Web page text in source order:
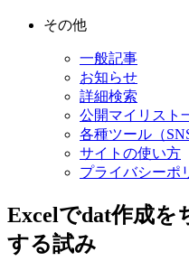
その他
一般記事
お知らせ
詳細検索
公開マイリスト
各種ツール（
サイトの使い方
プライバシーポ
Excelでdat作成を
する試み